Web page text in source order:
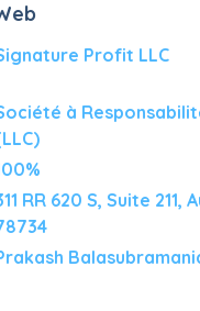
Profit LLC
à
RR 620 S, Suite 211,